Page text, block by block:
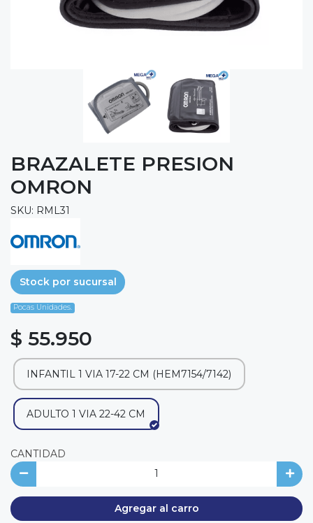
BRAZALETE PRESION
OMRON
SKU: RML31
Stock por sucursal
Pocas Unidades.
$ 55.950
INFANTIL 1 VIA 17-22 CM (HEM7154/7142)
ADULTO 1 VIA 22-42 CM
CANTIDAD
Agregar al carro